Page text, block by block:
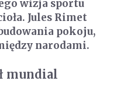
wizja sportu
Jules Rimet
pokoju,
narodami.
mundial